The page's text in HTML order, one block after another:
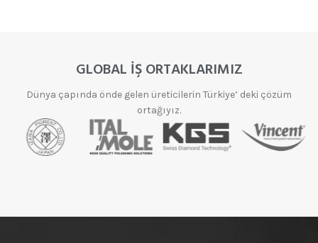
GLOBAL İŞ ORTAKLARIMIZ
Dünya çapında önde gelen üreticilerin Türkiye’ deki çözüm
ortağıyız.